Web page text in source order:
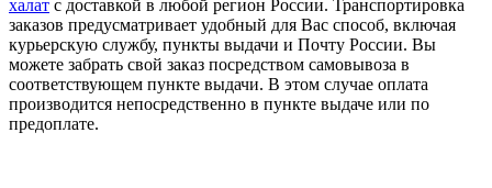
халат с доставкой в любой регион России. Транспортировка
заказов предусматривает удобный для Вас способ, включая
курьерскую службу, пункты выдачи и Почту России. Вы
можете забрать свой заказ посредством самовывоза в
соответствующем пункте выдачи. В этом случае оплата
производится непосредственно в пункте выдаче или по
предоплате.